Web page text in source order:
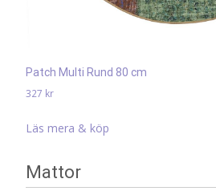
Patch Multi Rund 80 cm
327 kr
Läs mera & köp
Mattor